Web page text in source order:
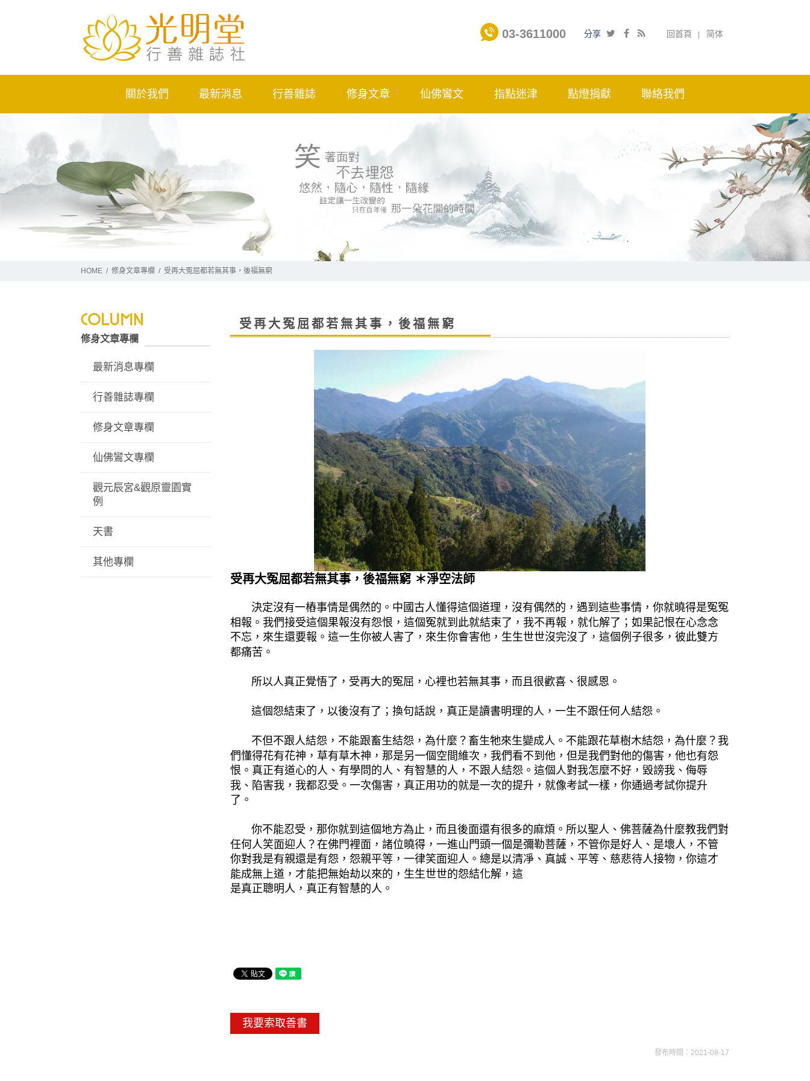
回首頁 简体
分享
03-3611000
關於我們 最新消息 行善雜誌 修身文章 仙佛鸞文 指點迷津 點燈捐獻 聯絡我們
HOME 修身文章專欄 受再大冤屈都若無其事，後福無窮
受再大冤屈都若無其事，後福無窮
受再大冤屈都若無其事，後福無窮 ＊淨空法師
決定沒有一樁事情是偶然的。中國古人懂得這個道理，沒有偶然的，遇到這些事情，你就曉得是冤冤
相報。我們接受這個果報沒有怨恨，這個冤就到此就結束了，我不再報，就化解了；如果記恨在心念念
不忘，來生還要報。這一生你被人害了，來生你會害他，生生世世沒完沒了，這個例子很多，彼此雙方
都痛苦。
所以人真正覺悟了，受再大的冤屈，心裡也若無其事，而且很歡喜、很感恩。
這個怨結束了，以後沒有了；換句話說，真正是讀書明理的人，一生不跟任何人結怨。
不但不跟人結怨，不能跟畜生結怨，為什麼？畜生牠來生變成人。不能跟花草樹木結怨，為什麼？我
們懂得花有花神，草有草木神，那是另一個空間維次，我們看不到他，但是我們對他的傷害，他也有怨
恨。真正有道心的人、有學問的人、有智慧的人，不跟人結怨。這個人對我怎麼不好，毀謗我、侮辱
我、陷害我，我都忍受。一次傷害，真正用功的就是一次的提升，就像考試一樣，你通過考試你提升
了。
你不能忍受，那你就到這個地方為止，而且後面還有很多的麻煩。所以聖人、佛菩薩為什麼教我們對
任何人笑面迎人？在佛門裡面，諸位曉得，一進山門頭一個是彌勒菩薩，不管你是好人、是壞人，不管
你對我是有親還是有怨，怨親平等，一律笑面迎人。總是以清凈、真誠、平等、慈悲待人接物，你這才
能成無上道，才能把無始劫以來的，生生世世的怨結化解，這
是真正聰明人，真正有智慧的人。
我要索取善書
發布時間：2021-08-17
修身文章專欄
最新消息專欄
行善雜誌專欄
修身文章專欄
仙佛鸞文專欄
觀元辰宮&觀原靈園實
例
天書
其他專欄